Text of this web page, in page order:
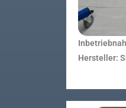
Hersteller: